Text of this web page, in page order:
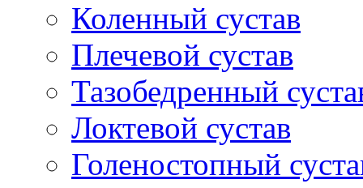
Коленный сустав
Плечевой сустав
Тазобедренный
Локтевой сустав
Голеностопный